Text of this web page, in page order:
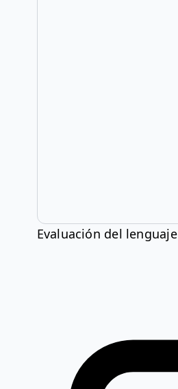
Evaluación del lenguaje